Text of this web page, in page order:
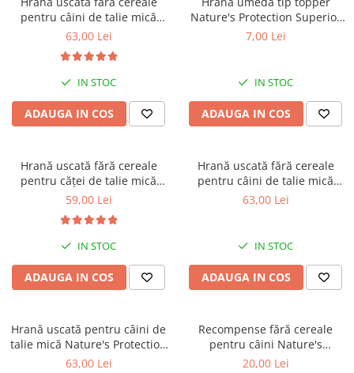
Orijen
Jucarii
Batoane branza Yak
Castroane si Dozatoare
Culcusuri
Custi si Genti de Transport
Diete veterinare
Hainute
Lemne si coarne de cerb sau
pentru câini de talie mică
Nature's Protection Superior
Breeds, Pește Alb, pentru
eliminarea petelor din jurul
63,00 Lei
IN STOC
ADAUGA IN COS
Nature's Protection Superior
Care cu Ton pentru câini
ochilor, 70g
7,00 Lei
IN STOC
ADAUGA IN COS
Hrană uscată fără cereale
pentru căței de talie mică
Nature's Protection Superior
& Mini Breeds, Pește Alb,
pentru eliminarea petelor din
59,00 Lei
IN STOC
ADAUGA IN COS
Hrană uscată fără cereale
pentru câini de talie mică
Nature's Protection Superior
eliminarea petelor din jurul
63,00 Lei
IN STOC
ADAUGA IN COS
Hrană uscată pentru câini de
talie mică Nature's Protection
Superior Care White Dogs
63,00 Lei
Recompense fără cereale
pentru câini Nature's
Protection Superior Care
20,00 Lei